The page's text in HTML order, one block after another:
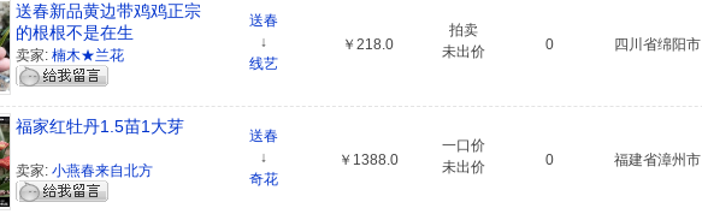
送春新品黄边带鸡鸡正宗
的根根不是在生
卖家: 楠木★兰花
送春
↓
线艺
￥218.0
拍卖
未出价
0 四川省绵阳市
福家红牡丹1.5苗1大芽
卖家: 小燕春来自北方
送春
↓
奇花
￥1388.0
一口价
未出价
0 福建省漳州市